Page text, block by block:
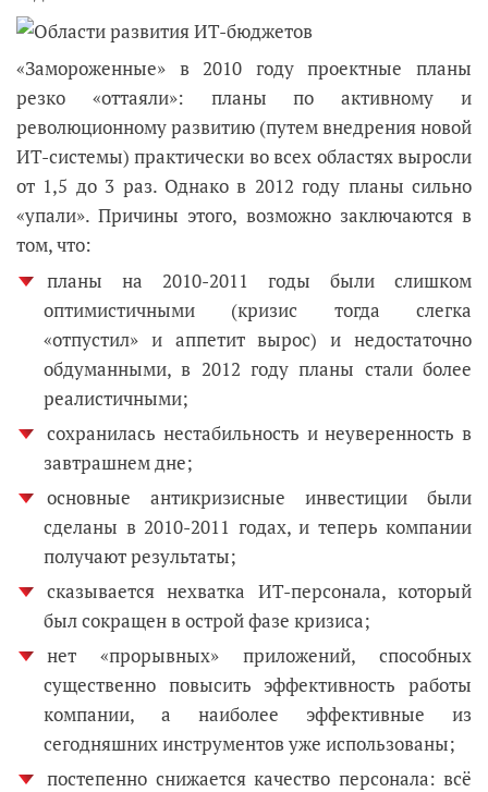
«Замороженные» в 2010 году проектные планы
резко «оттаяли»: планы по активному и
революционному развитию (путем внедрения новой
ИТ-системы) практически во всех областях выросли
от 1,5 до 3 раз. Однако в 2012 году планы сильно
«упали». Причины этого, возможно заключаются в
том, что:
планы на 2010-2011 годы были слишком
оптимистичными (кризис тогда слегка
«отпустил» и аппетит вырос) и недостаточно
обдуманными, в 2012 году планы стали более
реалистичными;
сохранилась нестабильность и неуверенность в
завтрашнем дне;
основные антикризисные инвестиции были
сделаны в 2010-2011 годах, и теперь компании
получают результаты;
сказывается нехватка ИТ-персонала, который
был сокращен в острой фазе кризиса;
нет «прорывных» приложений, способных
существенно повысить эффективность работы
компании, а наиболее эффективные из
сегодняшних инструментов уже использованы;
постепенно снижается качество персонала: всё